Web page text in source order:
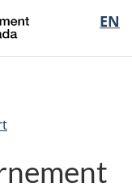
EN
of